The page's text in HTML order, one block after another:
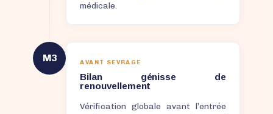
médicale.
M3 AVANT SEVRAGE
Bilan génisse de
renouvellement
Vérification globale avant l’entrée